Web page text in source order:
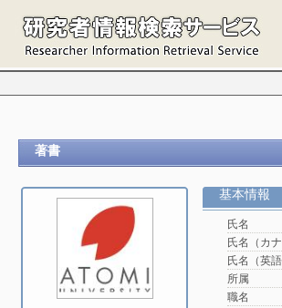
著書
基本情報
氏名
氏名（カナ
氏名（英語
所属
職名